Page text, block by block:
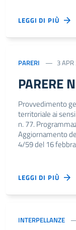
LEGGI DI PIÙ
PARERI 3
PARERE
Provvedimento
territoriale ai
n. 77.
Aggiornamento
4/59 del 16
LEGGI DI PIÙ
INTERPELLANZE